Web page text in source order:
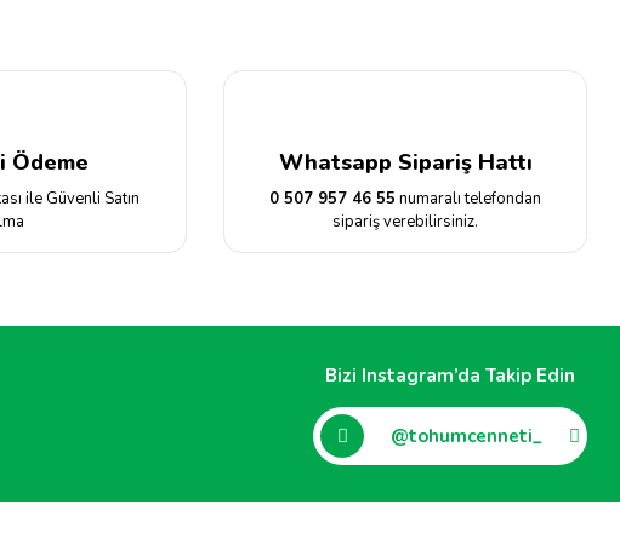
Ödeme
ile Güvenli Satın
Whatsapp Sipariş Hattı
0 507 957 46 55 numaralı telefondan
sipariş verebilirsiniz.
Bizi Instagram’da Takip Edin
@tohumcenneti_